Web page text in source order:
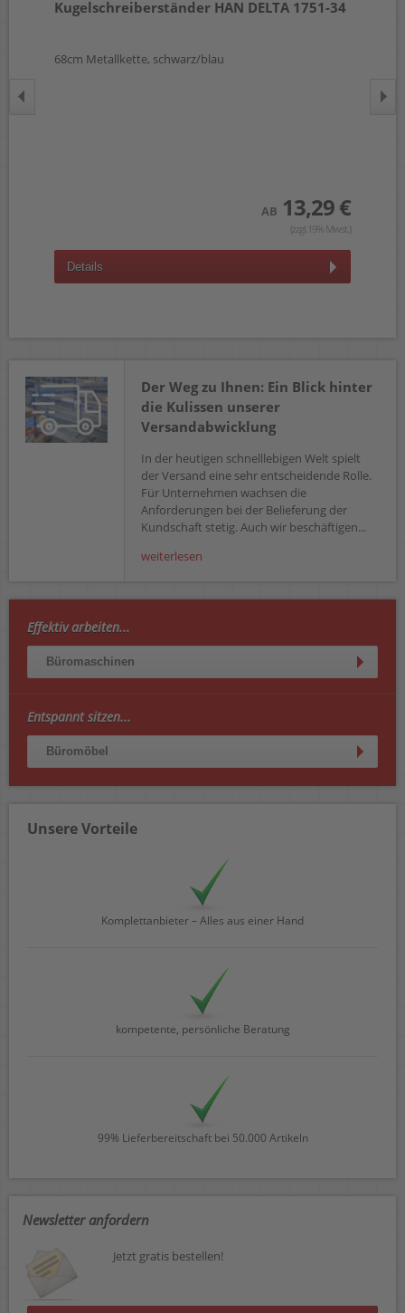
Kugelschreiberständer HAN DELTA 1751-34
68cm Metallkette, schwarz/blau
AB 13,29 €
(zzgl.19% Mwst.)
Details
Der Weg zu Ihnen: Ein Blick hinter
die Kulissen unserer
Versandabwicklung
In der heutigen schnelllebigen Welt spielt
der Versand eine sehr entscheidende Rolle.
Für Unternehmen wachsen die
Anforderungen bei der Belieferung der
Kundschaft stetig. Auch wir beschäftigen...
weiterlesen
Effektiv arbeiten...
Büromaschinen
Entspannt sitzen...
Büromöbel
Unsere Vorteile
Komplettanbieter – Alles aus einer Hand
kompetente, persönliche Beratung
99% Lieferbereitschaft bei 50.000 Artikeln
Newsletter anfordern
Jetzt gratis bestellen!